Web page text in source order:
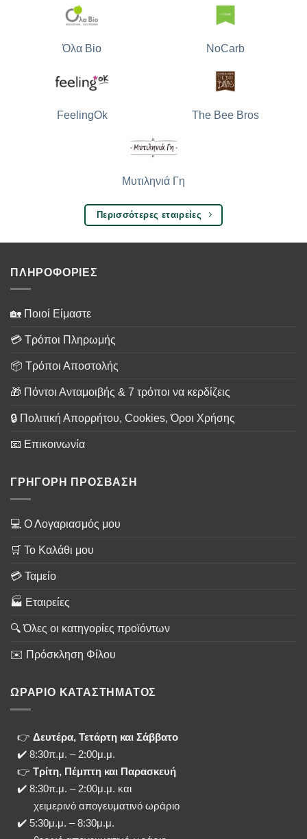
Όλα Bio NoCarb
FeelingOk The Bee Bros
Μυτιληνιά Γη
Περισσότερες εταιρείες
ΠΛΗΡΟΦΟΡΙΕΣ
🏡 Ποιοί Είμαστε
💳 Τρόποι Πληρωμής
📦 Τρόποι Αποστολής
🎁 Πόντοι Ανταμοιβής & 7 τρόποι να κερδίζεις
🔒 Πολιτική Απορρήτου, Cookies, Όροι Χρήσης
📧 Επικοινωνία
ΓΡΗΓΟΡΗ ΠΡΟΣΒΑΣΗ
💻 Ο Λογαριασμός μου
🛒 Το Καλάθι μου
💳 Ταμείο
🏭 Εταιρείες
🔍 Όλες οι κατηγορίες προϊόντων
✉️ Πρόσκληση Φίλου
ΩΡΑΡΙΟ ΚΑΤΑΣΤΗΜΑΤΟΣ
👉 Δευτέρα, Τετάρτη και Σάββατο
✔️ 8:30π.μ. – 2:00μ.μ.
👉 Τρίτη, Πέμπτη και Παρασκευή
✔️ 8:30π.μ. – 2:00μ.μ. και
χειμερινό απογευματινό ωράριο
✔️ 5:30μ.μ. – 8:30μ.μ.